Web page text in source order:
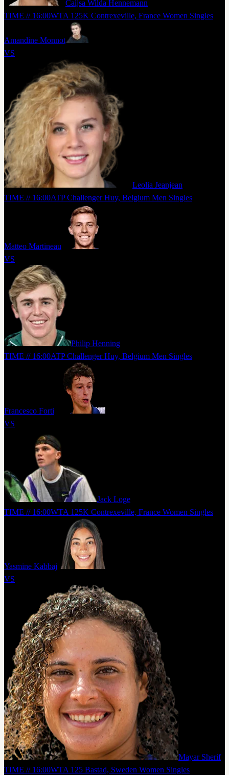
Caijsa Wilda Hennemann
TIME // 16:00WTA 125K Contrexeville, France Women Singles
Amandine Monnot
VS
Leolia Jeanjean
TIME // 16:00ATP Challenger Huy, Belgium Men Singles
Matteo Martineau
VS
Philip Henning
TIME // 16:00ATP Challenger Huy, Belgium Men Singles
Francesco Forti
VS
Jack Loge
TIME // 16:00WTA 125K Contrexeville, France Women Singles
Yasmine Kabbaj
VS
Mayar Sherif
TIME // 16:00WTA 125 Bastad, Sweden Women Singles